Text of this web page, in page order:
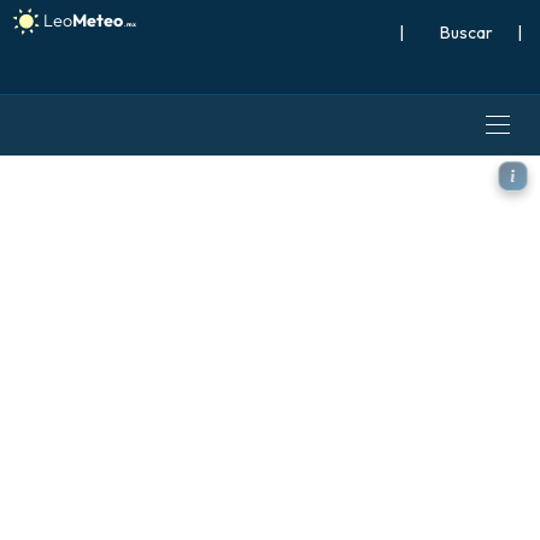
| |
GFS modelo - Argentina,